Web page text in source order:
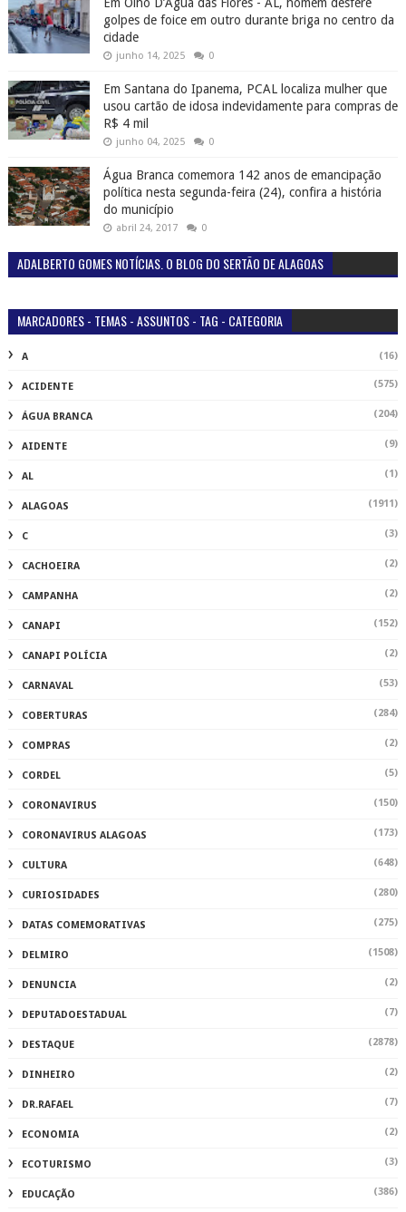
golpes de foice em outro durante briga no centro da
cidade
junho 14, 2025 0
Em Santana do Ipanema, PCAL localiza mulher que
usou cartão de idosa indevidamente para compras de
R$ 4 mil
junho 04, 2025 0
Água Branca comemora 142 anos de emancipação
política nesta segunda-feira (24), confira a história
do município
abril 24, 2017 0
ADALBERTO GOMES NOTÍCIAS. O BLOG DO SERTÃO DE ALAGOAS
MARCADORES - TEMAS - ASSUNTOS - TAG - CATEGORIA
A (16)
ACIDENTE (575)
ÁGUA BRANCA (204)
AIDENTE (9)
AL (1)
ALAGOAS (1911)
C (3)
CACHOEIRA (2)
CAMPANHA (2)
CANAPI (152)
CANAPI POLÍCIA (2)
CARNAVAL (53)
COBERTURAS (284)
COMPRAS (2)
CORDEL (5)
CORONAVIRUS (150)
CORONAVIRUS ALAGOAS (173)
CULTURA (648)
CURIOSIDADES (280)
DATAS COMEMORATIVAS (275)
DELMIRO (1508)
DENUNCIA (2)
DEPUTADOESTADUAL (7)
DESTAQUE (2878)
DINHEIRO (2)
DR.RAFAEL (7)
ECONOMIA (2)
ECOTURISMO (3)
EDUCAÇÃO (386)